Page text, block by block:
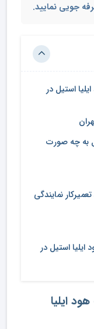
استیل در
به چه صورت
نمایندگی
ایلیا استیل در
ایلیا